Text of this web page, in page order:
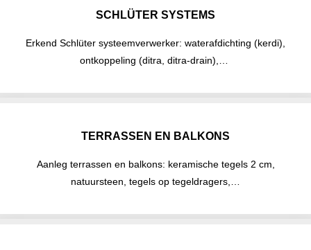
SCHLÜTER SYSTEMS
Erkend Schlüter systeemverwerker: waterafdichting (kerdi),
ontkoppeling (ditra, ditra-drain),…
TERRASSEN EN BALKONS
Aanleg terrassen en balkons: keramische tegels 2 cm,
natuursteen, tegels op tegeldragers,…